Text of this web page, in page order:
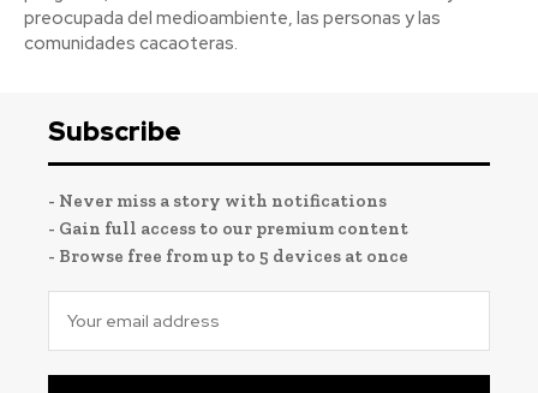
preocupada del medioambiente, las personas y las
comunidades cacaoteras.
Subscribe
- Never miss a story with notifications
- Gain full access to our premium content
- Browse free from up to 5 devices at once